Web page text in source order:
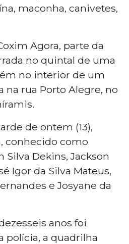
maconha, canivetes,
Agora, parte da
no quintal de uma
no interior de um
na rua Porto Alegre, no
de ontem (13),
conhecido como
Silva Dekins, Jackson
Igor da Silva Mateus,
e Josyane da
anos foi
polícia, a quadrilha